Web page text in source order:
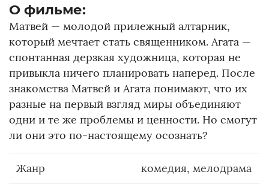
О фильме:
Матвей — молодой прилежный алтарник,
который мечтает стать священником. Агата —
спонтанная дерзкая художница, которая не
привыкла ничего планировать наперед. После
знакомства Матвей и Агата понимают, что их
разные на первый взгляд миры объединяют
одни и те же проблемы и ценности. Но смогут
ли они это по-настоящему осознать?
Жанр комедия, мелодрама